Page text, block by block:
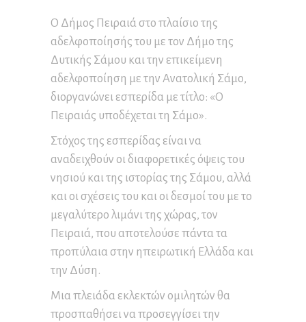
Ο Δήμος Πειραιά στo πλαίσιο της
αδελφοποίησής του με τον Δήμο της
Δυτικής Σάμου και την επικείμενη
αδελφοποίηση με την Ανατολική Σάμο,
διοργανώνει εσπερίδα με τίτλο: «Ο
Πειραιάς υποδέχεται τη Σάμο».
Στόχος της εσπερίδας είναι να
αναδειχθούν οι διαφορετικές όψεις του
νησιού και της ιστορίας της Σάμου, αλλά
και οι σχέσεις του και οι δεσμοί του με το
μεγαλύτερο λιμάνι της χώρας, τον
Πειραιά, που αποτελούσε πάντα τα
προπύλαια στην ηπειρωτική Ελλάδα και
την Δύση.
Μια πλειάδα εκλεκτών ομιλητών θα
προσπαθήσει να προσεγγίσει την